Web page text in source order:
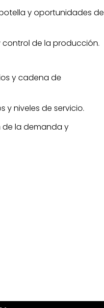
y oportunidades de
de la producción.
y cadena de
y niveles de servicio.
la demanda y